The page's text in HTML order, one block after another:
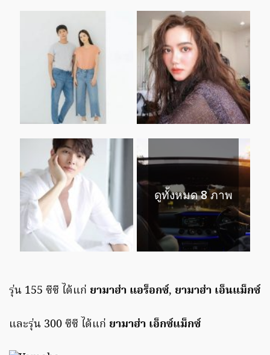
ดูทั้งหมด 8 ภาพ
รุ่น 155 ซีซี ได้แก่ ยามาฮ่า แอร็อกซ์, ยามาฮ่า เอ็นแม็กซ์
และรุ่น 300 ซีซี ได้แก่ ยามาฮ่า เอ็กซ์แม็กซ์